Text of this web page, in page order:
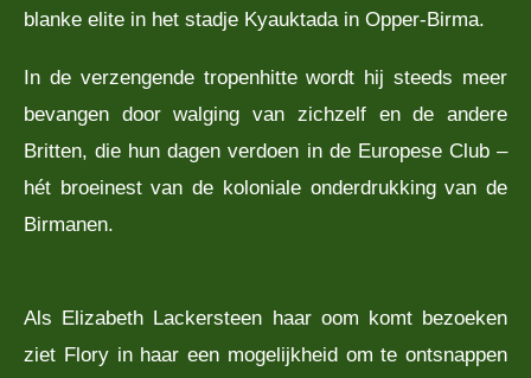
blanke elite in het stadje Kyauktada in Opper-Birma.
In de verzengende tropenhitte wordt hij steeds meer
bevangen door walging van zichzelf en de andere
Britten, die hun dagen verdoen in de Europese Club –
hét broeinest van de koloniale onderdrukking van de
Birmanen.
Als Elizabeth Lackersteen haar oom komt bezoeken
ziet Flory in haar een mogelijkheid om te ontsnappen